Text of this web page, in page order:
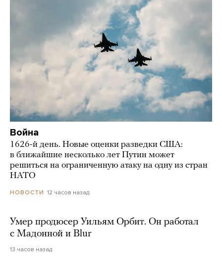
Война
1626-й день. Новые оценки разведки США:
в ближайшие несколько лет Путин может
решиться на ограниченную атаку на одну из стран
НАТО
НОВОСТИ 12 часов назад
Умер продюсер Уильям Орбит. Он работал
с Мадонной и Blur
13 часов назад